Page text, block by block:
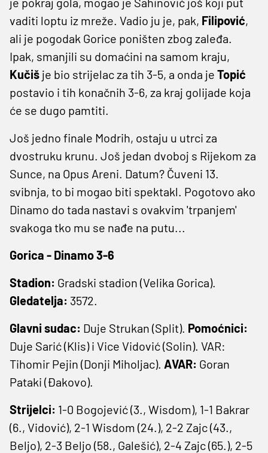
vaditi loptu iz mreže. Vadio ju je, pak, Filipović,
ali je pogodak Gorice poništen zbog zaleđa.
Ipak, smanjili su domaćini na samom kraju,
Kučiš je bio strijelac za tih 3-5, a onda je Topić
postavio i tih konačnih 3-6, za kraj golijade koja
će se dugo pamtiti.
Još jedno finale Modrih, ostaju u utrci za
dvostruku krunu. Još jedan dvoboj s Rijekom za
Sunce, na Opus Areni. Datum? Čuveni 13.
svibnja, to bi mogao biti spektakl. Pogotovo ako
Dinamo do tada nastavi s ovakvim 'trpanjem'
svakoga tko mu se nađe na putu...
Gorica - Dinamo 3-6
Stadion: Gradski stadion (Velika Gorica).
Gledatelja: 3572.
Glavni sudac: Duje Strukan (Split). Pomoćnici:
Duje Sarić (Klis) i Vice Vidović (Solin). VAR:
Tihomir Pejin (Donji Miholjac). AVAR: Goran
Pataki (Đakovo).
Strijelci: 1-0 Bogojević (3., Wisdom), 1-1 Bakrar
(6., Vidović), 2-1 Wisdom (24.), 2-2 Zajc (43.,
Beljo), 2-3 Beljo (58., Galešić), 2-4 Zajc (65.), 2-5